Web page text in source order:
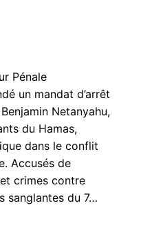
Pénale
un mandat d’arrêt
Netanyahu,
du Hamas,
dans le conflit
Accusés de
crimes contre
sanglantes du 7…